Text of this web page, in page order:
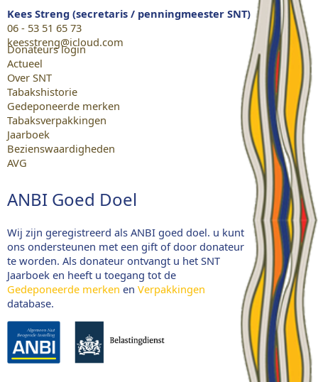
Kees Streng (secretaris / penningmeester SNT)
06 - 53 51 65 73
keesstreng@icloud.com
Donateurs login
Actueel
Over SNT
Tabakshistorie
Gedeponeerde merken
Tabaksverpakkingen
Jaarboek
Bezienswaardigheden
AVG
ANBI Goed Doel
Wij zijn geregistreerd als ANBI goed doel. u kunt
ons ondersteunen met een gift of door donateur
te worden. Als donateur ontvangt u het SNT
Jaarboek en heeft u toegang tot de
Gedeponeerde merken en Verpakkingen
database.